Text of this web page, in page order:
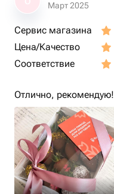
Март 2025
Сервис магазина
Цена/Качество
Соответствие
Отлично, рекомендую!